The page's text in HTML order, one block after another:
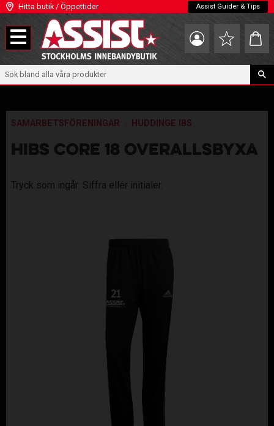
Meny
Hitta butik / Öppettider Assist Guider & Tips
Favoriter
SAMARBETSFÖRENINGAR HUDDINGE IBS
HIBS CORE 18 OVERALLSBYXA
Tryck som ingår: Siffra eller initialer.